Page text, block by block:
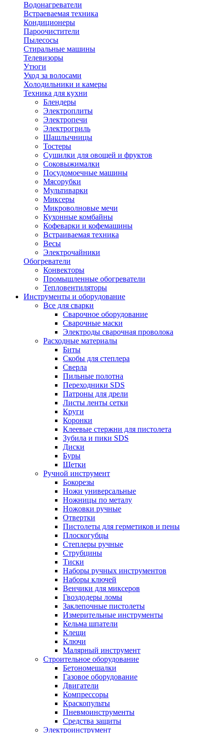
Водонагреватели
Встраеваемая техника
Кондиционеры
Пароочистители
Пылесосы
Стиральные машины
Телевизоры
Утюги
Уход за волосами
Холодильники и камеры
Техника для кухни
Блендеры
Электроплиты
Электропечи
Электрогриль
Шашлычницы
Тостеры
Сушилки для овощей и фруктов
Соковыжималки
Посудомоечные машины
Мясорубки
Мультиварки
Миксеры
Микроволновые мечи
Кухонные комбайны
Кофеварки и кофемашины
Встраиваемая техника
Весы
Электрочайники
Обогреватели
Конвекторы
Промышленные обогреватели
Тепловентиляторы
Инструменты и оборудование
Все для сварки
Сварочное оборудование
Сварочные маски
Электроды сварочная проволока
Расходные материалы
Биты
Скобы для степлера
Сверла
Пильные полотна
Переходники SDS
Патроны для дрели
Листы ленты сетки
Круги
Коронки
Клеевые стержни для пистолета
Зубила и пики SDS
Диски
Буры
Щетки
Ручной инструмент
Бокорезы
Ножи универсальные
Ножницы по металу
Ножовки ручные
Отвертки
Пистолеты для герметиков и пены
Плоскогубцы
Степлеры ручные
Струбцины
Тиски
Наборы ручных инструментов
Наборы ключей
Венчики для миксеров
Гвоздодеры ломы
Заклепочные пистолеты
Измерительные инструменты
Кельма шпатели
Клещи
Ключи
Малярный инструмент
Строительное оборудование
Бетономешалки
Газовое оборудование
Двигатели
Компрессоры
Краскопульты
Пневмоинструменты
Средства защиты
Электроинструмент